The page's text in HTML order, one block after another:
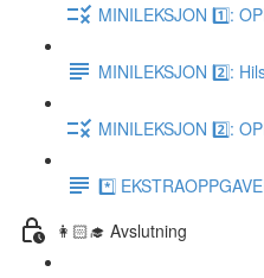
MINILEKSJON 1️⃣:
MINILEKSJON 2️⃣:
MINILEKSJON 2️⃣:
*️⃣
👩🏻‍🎓 Avslutning